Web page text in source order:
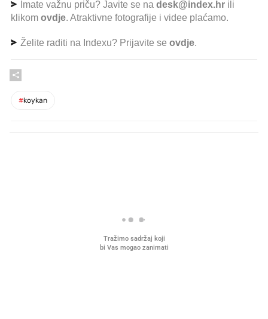
Imate važnu priču? Javite se na desk@index.hr ili
klikom ovdje. Atraktivne fotografije i videe plaćamo.
Želite raditi na Indexu? Prijavite se ovdje.
#koykan